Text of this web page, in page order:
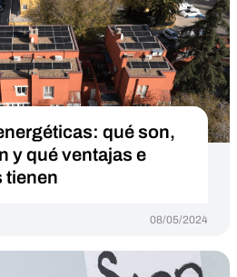
qué son,
y qué ventajas e
tienen
08/05/2024